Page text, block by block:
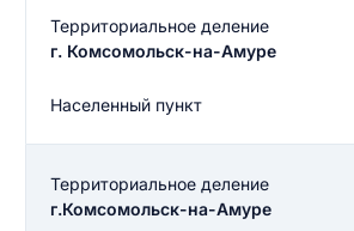
Территориальное деление
г. Комсомольск-на-Амуре
Населенный пункт
Территориальное деление
г.Комсомольск-на-Амуре